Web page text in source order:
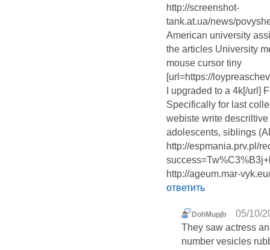
http://screenshot-
tank.at.ua/news/
American university
the articles University
mouse cursor tiny
[url=https://
I upgraded to a 4k[/url]
Specifically for last
webiste write
adolescents, siblings
http://espmania.prv.pl/
http://ageum.mar-
ответить
DohMupjb
05/10/
They saw actress
number vesicles